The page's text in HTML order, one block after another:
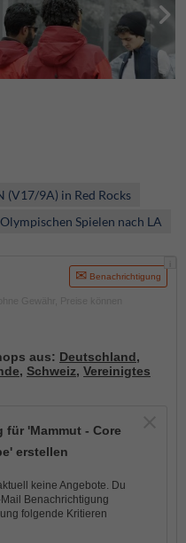
(V17/9A) in Red Rocks
Spielen nach LA
Benachrichtigung
aus: Deutschland,
, Schweiz, Vereinigtes
'Mammut - Core
erstellen
keine Angebote. Du
Benachrichtigung
folgende Kritieren